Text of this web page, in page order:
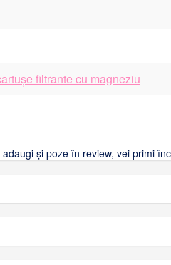
filtrante cu magneziu
și poze în review, vei primi